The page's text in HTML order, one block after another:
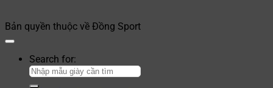
Bản quyền thuộc về Đồng Sport
Search for: